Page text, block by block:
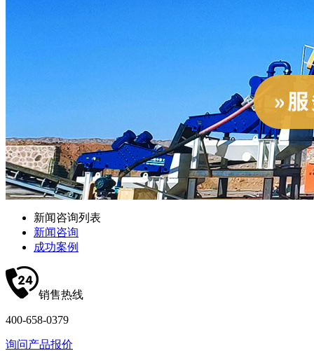
新闻咨询列表
新闻咨询
成功案例
销售热线
400-658-0379
询问产品报价